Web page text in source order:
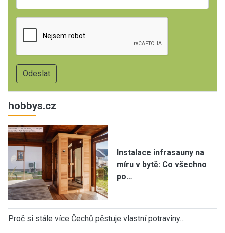
hobbys.cz
Instalace infrasauny na
míru v bytě: Co všechno
po…
Proč si stále více Čechů pěstuje vlastní potraviny…